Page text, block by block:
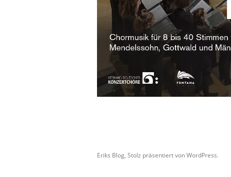
Eriks Blog ,Stolz präsentiert von WordPress.